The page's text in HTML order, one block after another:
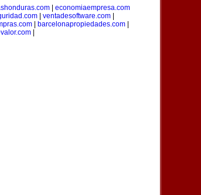
| economiaempresa.com
ventadesoftware.com
| barcelonapropiedades.com|
|